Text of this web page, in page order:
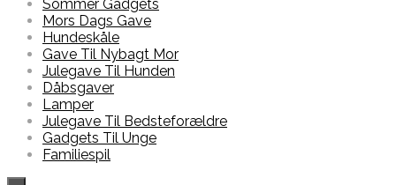
Sommer Gadgets
Mors Dags Gave
Hundeskåle
Gave Til Nybagt Mor
Julegave Til Hunden
Dåbsgaver
Lamper
Julegave Til Bedsteforældre
Gadgets Til Unge
Familiespil